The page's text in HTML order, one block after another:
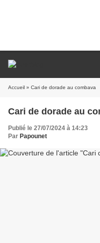
Accueil » Cari de dorade au combava
Cari de dorade au
Publié le 27/07/2024 à 14:23
Par Papounet